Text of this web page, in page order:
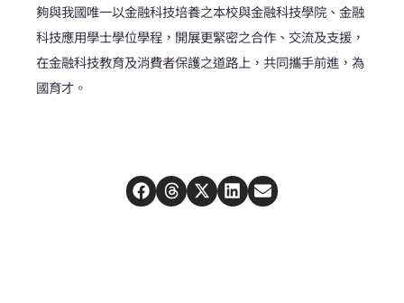
夠與我國唯一以金融科技培養之本校與金融科技學院、金融
科技應用學士學位學程，開展更緊密之合作、交流及支援，
在金融科技教育及消費者保護之道路上，共同攜手前進，為
國育才。